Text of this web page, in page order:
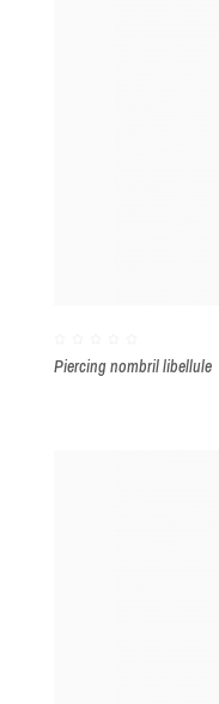
Piercing nombril libellule